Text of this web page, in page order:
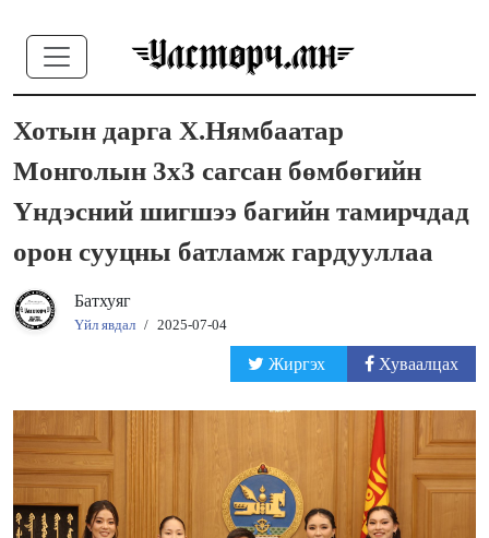
Хотын дарга Х.Нямбаатар
Монголын 3x3 сагсан бөмбөгийн
Үндэсний шигшээ багийн тамирчдад
орон сууцны батламж гардууллаа
Батхуяг
Үйл явдал / 2025-07-04
Жиргэх Хуваалцах